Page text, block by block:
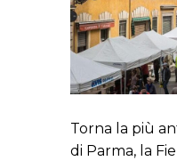
Torna la più
di Parma, la